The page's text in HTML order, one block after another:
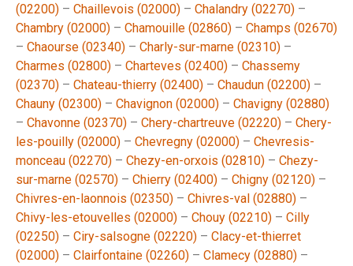
(02200) – Chaillevois (02000) – Chalandry (02270) –
Chambry (02000) – Chamouille (02860) – Champs (02670)
– Chaourse (02340) – Charly-sur-marne (02310) –
Charmes (02800) – Charteves (02400) – Chassemy
(02370) – Chateau-thierry (02400) – Chaudun (02200) –
Chauny (02300) – Chavignon (02000) – Chavigny (02880)
– Chavonne (02370) – Chery-chartreuve (02220) – Chery-
les-pouilly (02000) – Chevregny (02000) – Chevresis-
monceau (02270) – Chezy-en-orxois (02810) – Chezy-
sur-marne (02570) – Chierry (02400) – Chigny (02120) –
Chivres-en-laonnois (02350) – Chivres-val (02880) –
Chivy-les-etouvelles (02000) – Chouy (02210) – Cilly
(02250) – Ciry-salsogne (02220) – Clacy-et-thierret
(02000) – Clairfontaine (02260) – Clamecy (02880) –